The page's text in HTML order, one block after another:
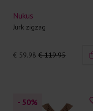
Nukus
Jurk zigzag
€ 59.98 € 119.95
- 50%